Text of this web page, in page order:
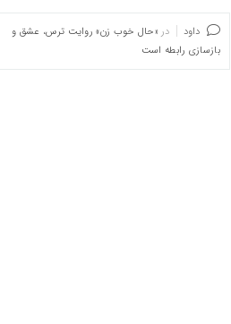
داود در «حال خوب زن» روایت ترس، عشق و
بازسازی رابطه است